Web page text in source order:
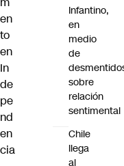
en
to
en
In
de
pe
nd
en
cia
Infantino,
en
medio
de
sobre
relación
sentimental
Chile
llega
al